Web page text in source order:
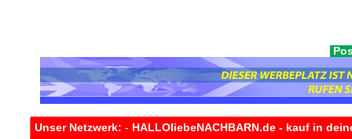
Unser Netzwerk: - HALLOliebeNACHBARN.de - kauf in